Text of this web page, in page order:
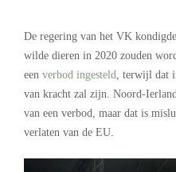
De regering van het VK
wilde dieren in 2020 zouden
een verbod ingesteld , terwijl dat
van kracht zal zijn. Noord-
van een verbod, maar dat is
verlaten van de EU.